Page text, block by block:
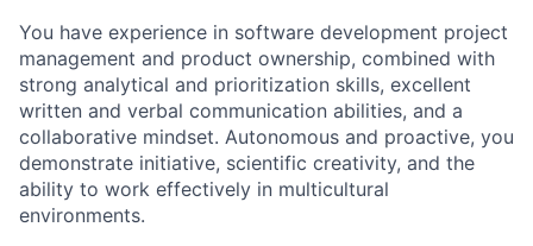
You have experience in software development project
management and product ownership, combined with
strong analytical and prioritization skills, excellent
written and verbal communication abilities, and a
collaborative mindset. Autonomous and proactive, you
demonstrate initiative, scientific creativity, and the
ability to work effectively in multicultural
environments.